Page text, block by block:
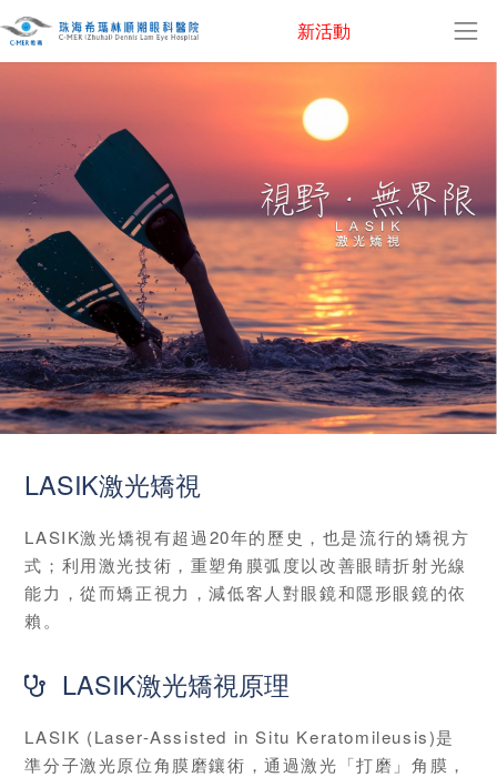
新活動
LASIK激光矯視
LASIK激光矯視有超過20年的歷史，也是流行的矯視方
式；利用激光技術，重塑角膜弧度以改善眼睛折射光線
能力，從而矯正視力，減低客人對眼鏡和隱形眼鏡的依
賴。
LASIK激光矯視原理
LASIK (Laser-Assisted in Situ Keratomileusis)是
準分子激光原位角膜磨鑲術，通過激光「打磨」角膜，